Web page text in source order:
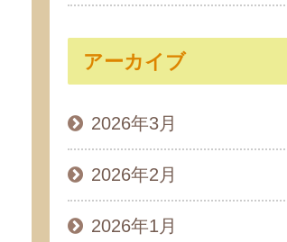
アーカイブ
2026年3月
2026年2月
2026年1月